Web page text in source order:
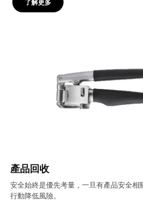
了解更多
產品回收
安全始終是優先考量，一旦有產品安全相
行動降低風險。